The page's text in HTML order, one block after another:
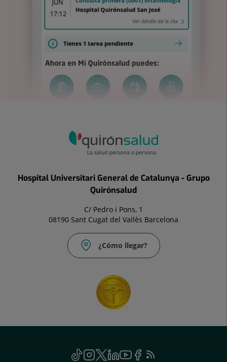
Hospital Universitari General de Catalunya - Grupo
Quirónsalud
C/ Pedro i Pons, 1
08190 Sant Cugat del Vallès Barcelona
¿Cómo llegar?
TikTok
EsteInstagram
EsteTwitter
EsteLinkedin
EsteYoutube
EsteFacebook
Este Feed
Este